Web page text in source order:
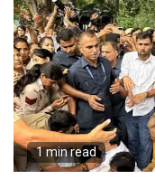
1 min read